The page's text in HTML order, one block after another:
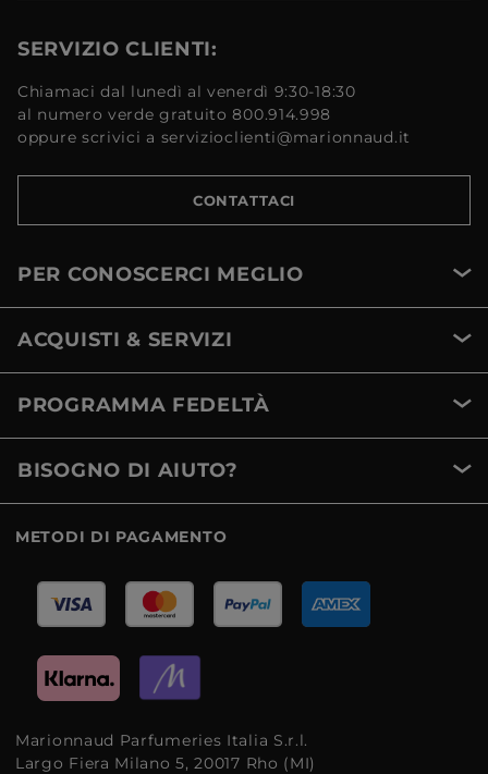
SERVIZIO CLIENTI:
Chiamaci dal lunedì al venerdì 9:30-18:30
al numero verde gratuito 800.914.998
oppure scrivici a servizioclienti@marionnaud.it
CONTATTACI
PER CONOSCERCI MEGLIO
ACQUISTI & SERVIZI
PROGRAMMA FEDELTÀ
BISOGNO DI AIUTO?
METODI DI PAGAMENTO
Marionnaud Parfumeries Italia S.r.l.
Largo Fiera Milano 5, 20017 Rho (MI)